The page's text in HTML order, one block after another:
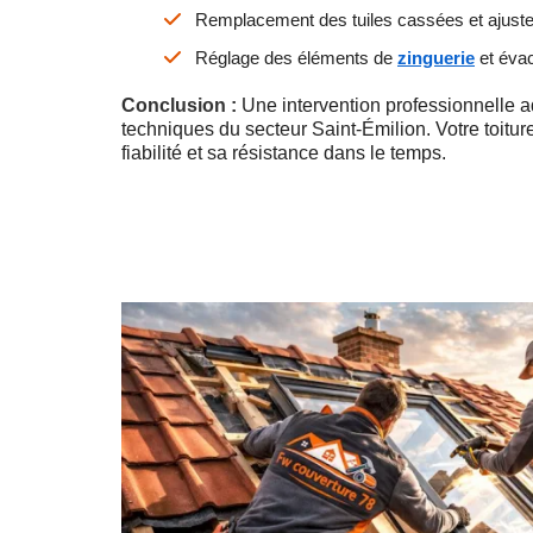
Remplacement des tuiles cassées et
Réglage des éléments de zinguerie et
Conclusion : Une intervention professionnelle
techniques du secteur Saint-Émilion. Votre
fiabilité et sa résistance dans le temps.